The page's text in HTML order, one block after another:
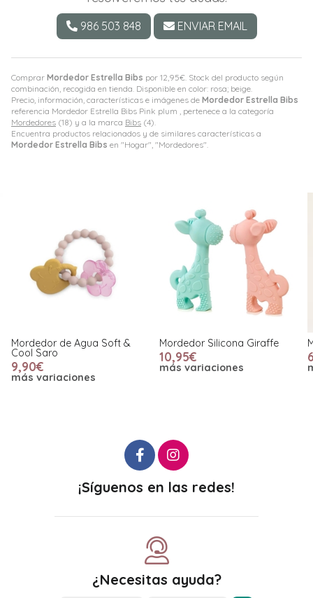
Comprar Mordedor Estrella Bibs por 12,95€ . Stock del producto según
combinación, recogida en tienda. Disponible en color: rosa; beige.
Precio, información, características e imágenes de Mordedor Estrella Bibs
referencia Mordedor Estrella Bibs Pink plum , pertenece a la categoría
Mordedores (18) y a la marca Bibs (4).
Encuentra productos relacionados y de similares características a
Mordedor Estrella Bibs en "Hogar", "Mordedores".
986 503 848 ENVIAR EMAIL
Mordedor de Agua Soft &
Cool Saro
9,90€
más variaciones
Mordedor Silicona Giraffe
10,95€
más variaciones
¡Síguenos en las redes!
¿Necesitas ayuda?